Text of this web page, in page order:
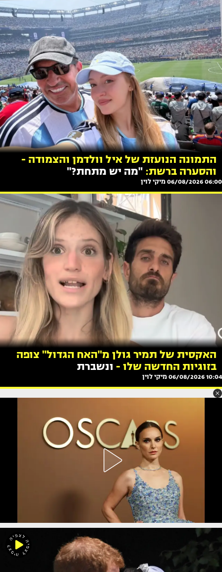
התמונה הנועזת של איל וולדמן והצמודה -
והסערה ברשת: "מה יש מתחת?"
06:00 06/08/2026 מיקי לוין
האקסית של תמיר גולן מ"האח הגדול" צופה
בזוגיות החדשה שלו - ונשברת
10:04 06/08/2026 מיקי לוין